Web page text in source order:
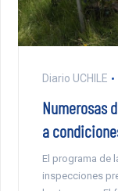
Diario UCHILE
Numerosas
a
El programa de
inspecciones